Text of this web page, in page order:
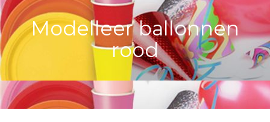
Modelleer ballonnen
rood